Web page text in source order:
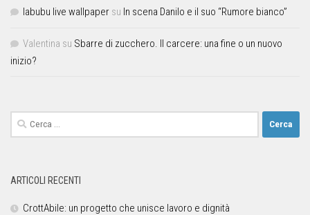
labubu live wallpaper su In scena Danilo e il suo “Rumore bianco”
Valentina su Sbarre di zucchero. Il carcere: una fine o un nuovo
inizio?
ARTICOLI RECENTI
CrottAbile: un progetto che unisce lavoro e dignità